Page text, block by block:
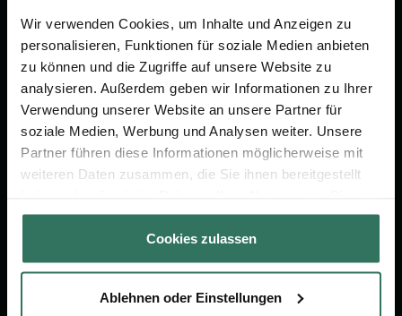
Wir verwenden Cookies, um Inhalte und Anzeigen zu
personalisieren, Funktionen für soziale Medien anbieten
zu können und die Zugriffe auf unsere Website zu
analysieren. Außerdem geben wir Informationen zu Ihrer
Verwendung unserer Website an unsere Partner für
soziale Medien, Werbung und Analysen weiter. Unsere
Partner führen diese Informationen möglicherweise mit
weiteren Daten zusammen, die Sie ihnen bereitgestellt
gesammelt haben.
Cookies zulassen
Ablehnen oder Einstellungen
Jetzt beraten lassen
FÜR SIE
Vergleich
Ratgeber
Über uns
Für Bestatter
FÜR BESTATTER
Online-Portal
Kostenlos registrieren